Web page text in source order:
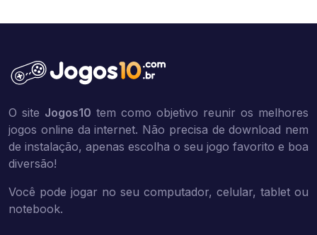
O site Jogos10 tem como objetivo reunir os melhores
jogos online da internet. Não precisa de download nem
de instalação, apenas escolha o seu jogo favorito e boa
diversão!
Você pode jogar no seu computador, celular, tablet ou
notebook.